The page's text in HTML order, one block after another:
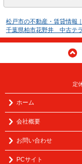
松戸市の不動産・賃貸情報
千葉県柏市花野井 中古テ
定
ホーム
会社概要
お問い合わせ
PCサイト